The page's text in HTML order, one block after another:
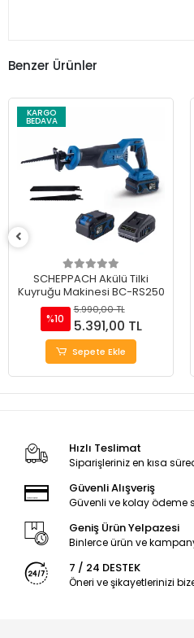
Benzer Ürünler
KARGO
BEDAVA
SCHEPPACH Akülü Tilki
Kuyruğu Makinesi BC-RS250
%10
5.990,00 TL
5.391,00 TL
Sepete Ekle
Hızlı Teslimat
Siparişleriniz en kısa
Güvenli Alışveriş
Güvenli ve kolay ödeme
Geniş Ürün Yelpazesi
Binlerce ürün ve
7 / 24 DESTEK
Öneri ve şikayetlerinizi